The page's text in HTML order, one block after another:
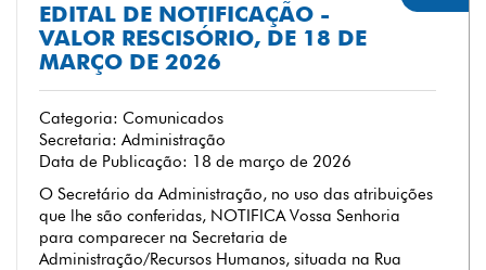
EDITAL DE NOTIFICAÇÃO -
VALOR RESCISÓRIO, DE 18 DE
MARÇO DE 2026
Categoria: Comunicados
Secretaria: Administração
Data de Publicação: 18 de março de 2026
O Secretário da Administração, no uso das atribuições
que lhe são conferidas, NOTIFICA Vossa Senhoria
para comparecer na Secretaria de
Administração/Recursos Humanos, situada na Rua